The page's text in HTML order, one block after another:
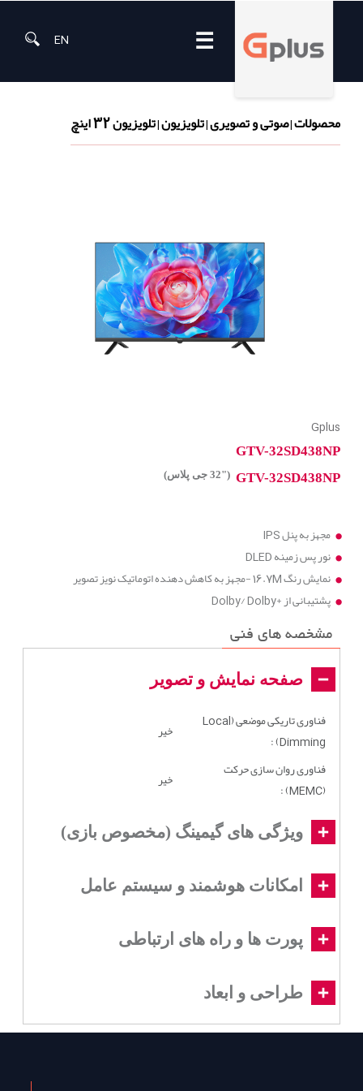
☰
EN
محصولات|صوتی و تصویری|تلویزیون|تلویزیون 32 اینچ
Gplus
GTV-32SD438NP
GTV-32SD438NP ("32 جی پلاس)
مجهز به پنل IPS
نور پس زمینه DLED
نمایش رنگ 16.7M -مجهز به کاهش دهنده اتوماتیک نویز تصویر
پشتیبانی از +Dolby/ Dolby
مشخصه های فنی
صفحه نمایش و تصویر
فناوری تاریکی موضعی (Local
Dimming) :
خیر
فناوری روان سازی حرکت
(MEMC) :
خیر
ویژگی های گیمینگ (مخصوص بازی)
امکانات هوشمند و سیستم عامل
پورت ها و راه های ارتباطی
طراحی و ابعاد